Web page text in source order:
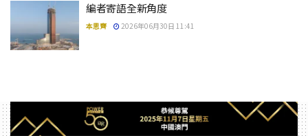
編者寄語全新角度
本思齊 2026年06月30日 11:41